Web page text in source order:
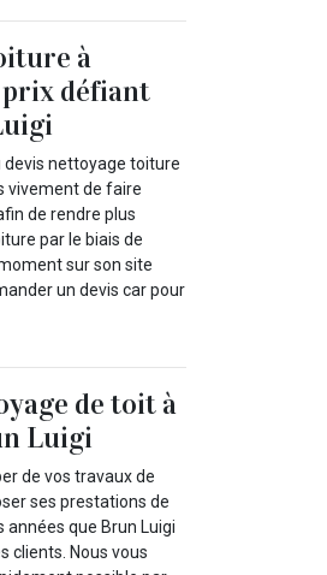
à
prix défiant
devis nettoyage toiture
vivement de faire
de rendre plus
par le biais de
sur son site
un devis car pour
de toit à
Luigi
de vos travaux de
ses prestations de
que Brun Luigi
clients. Nous vous